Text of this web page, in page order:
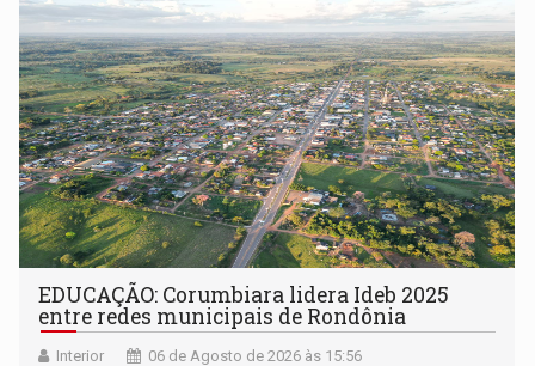
EDUCAÇÃO: Corumbiara lidera Ideb 2025
entre redes municipais de Rondônia
Interior 06 de Agosto de 2026 às 15:56